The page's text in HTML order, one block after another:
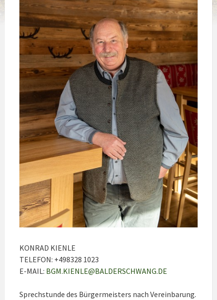
KONRAD KIENLE
TELEFON: +498328 1023
E-MAIL: BGM.KIENLE@BALDERSCHWANG.DE
Sprechstunde des Bürgermeisters nach Vereinbarung.